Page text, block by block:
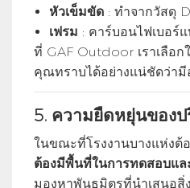
หัวเข็มขัด : ทำจากวัสดุ
เฟรม : คาร์บอนไฟเบอร์
ที่ GAF Outdoor เราเลือก
คุณทราบได้อย่างแน่ชัดว่ามี
5. ความยืดหยุ่นของ
ในขณะที่โรงงานบางแห่งต้
ต้องมีพื้นที่ในการทดสอบแล
มองหาพันธมิตรที่นำเสนอสิ่